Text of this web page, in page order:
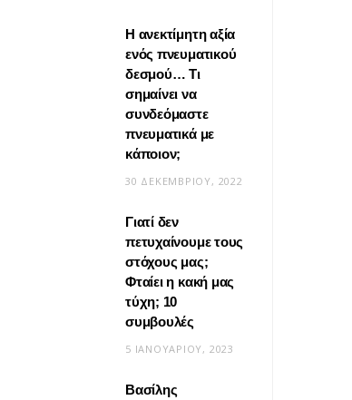
Βίντεο: Μεταμόρφωσε το
φουλάρι σου σε κιμονό
20 ΜΑΪ́ΟΥ, 2026
Η ανεκτίμητη αξία
ενός πνευματικού
δεσμού… Τι
σημαίνει να
συνδεόμαστε
πνευματικά με
κάποιον;
30 ΔΕΚΕΜΒΡΊΟΥ, 2022
Γιατί δεν
πετυχαίνουμε τους
στόχους μας;
Φταίει η κακή μας
τύχη; 10
συμβουλές
5 ΙΑΝΟΥΑΡΊΟΥ, 2023
Βασίλης